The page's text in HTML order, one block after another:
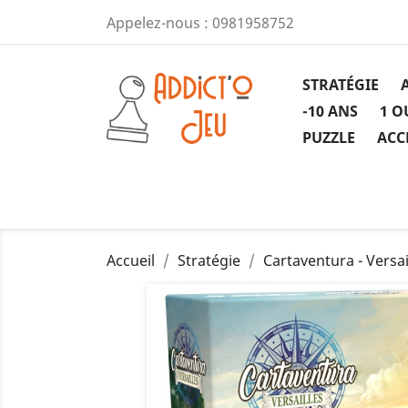
Appelez-nous : 0981958752
STRATÉGIE
-10 ANS
1
PUZZLE
Accueil Stratégie Cartaventura -